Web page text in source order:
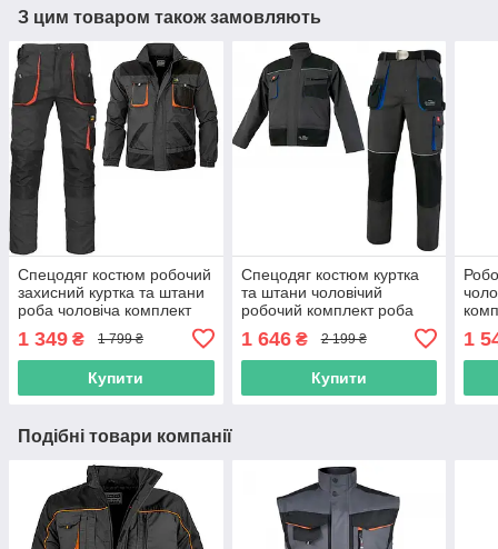
З цим товаром також замовляють
Спецодяг костюм робочий
захисний куртка та штани
роба чоловіча комплект
foreco
1 349 ₴ 1 799 ₴
Купити
Спецодяг костюм куртка
та штани чоловічий
робочий комплект роба
захисна спецівка польша
1 646₴ 2 199 ₴
Купити
1
Подібні товари компанії